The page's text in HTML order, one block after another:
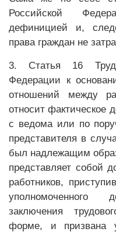
Российской
дефиницией и,
права граждан не
3. Статья 16
Федерации к
отношений между
относит фактическое
с ведома или по
представителя в
был надлежащим
представляет собой
работников,
уполномоченного
заключения
форме, и призвана